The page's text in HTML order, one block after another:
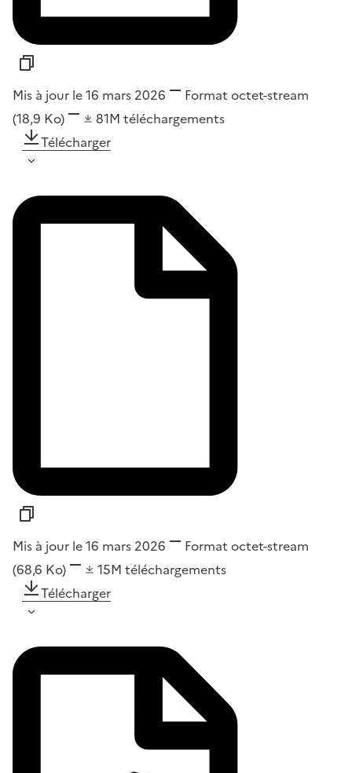
Mis à jour le 16 mars 2026 Format octet-stream
(18,9 Ko)
81M téléchargements
Télécharger
Mis à jour le 16 mars 2026 Format octet-stream
(68,6 Ko)
15M téléchargements
Télécharger